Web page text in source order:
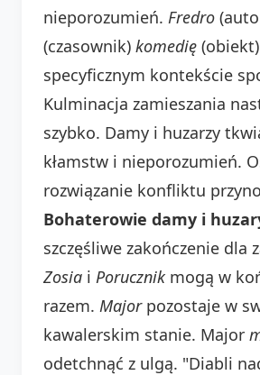
nieporozumień. Fredro
(czasownik) komedię
specyficznym kontekście
Kulminacja zamieszania
szybko. Damy i huzarzy
kłamstw i nieporozumień.
rozwiązanie konfliktu
Bohaterowie damy i
szczęśliwe zakończenie dla
Zosia i Porucznik mogą w
razem. Majorpozostaje w
kawalerskim stanie. Major
odetchnąć z ulgą. "Diabli